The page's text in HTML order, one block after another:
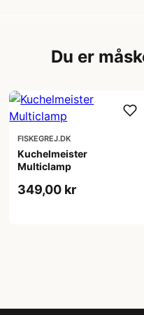
Du er
FISKEGREJ.DK
Kuchelmeister
Multiclamp
349,00 kr